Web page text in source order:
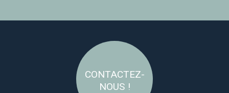
CONTACTEZ-
NOUS !